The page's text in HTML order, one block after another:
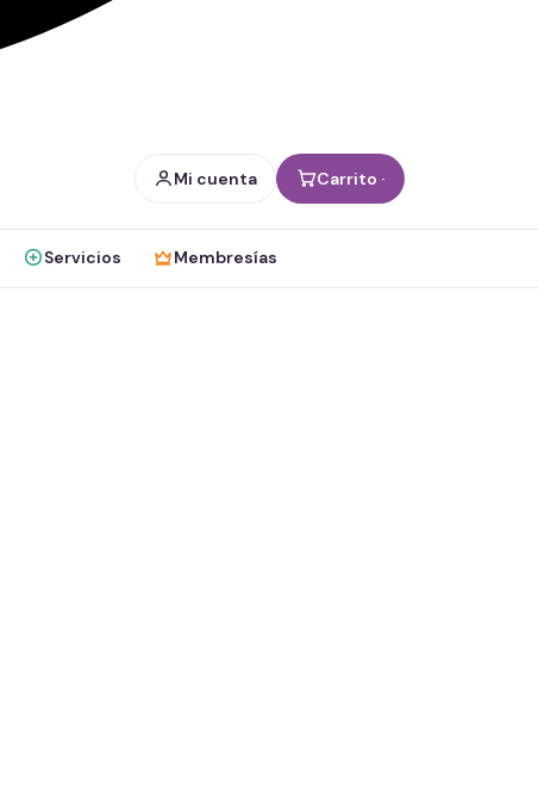
Mi cuenta Carrito ·
Servicios Membresías